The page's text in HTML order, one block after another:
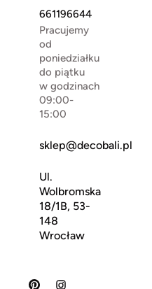
661196644
Pracujemy
od
poniedziałku
do piątku
w godzinach
09:00-
15:00
sklep@decobali.pl
Ul.
Wolbromska
18/1B, 53-
148
Wrocław